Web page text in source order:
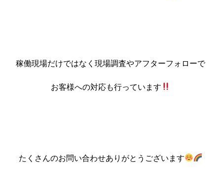
稼働現場だけではなく現場調査やアフターフォローで
お客様への対応も行っています
たくさんのお問い合わせありがとうございます